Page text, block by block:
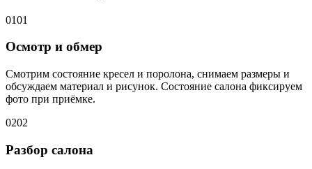
0101
Осмотр и обмер
Смотрим состояние кресел и поролона, снимаем размеры и
обсуждаем материал и рисунок. Состояние салона фиксируем
фото при приёмке.
0202
Разбор салона